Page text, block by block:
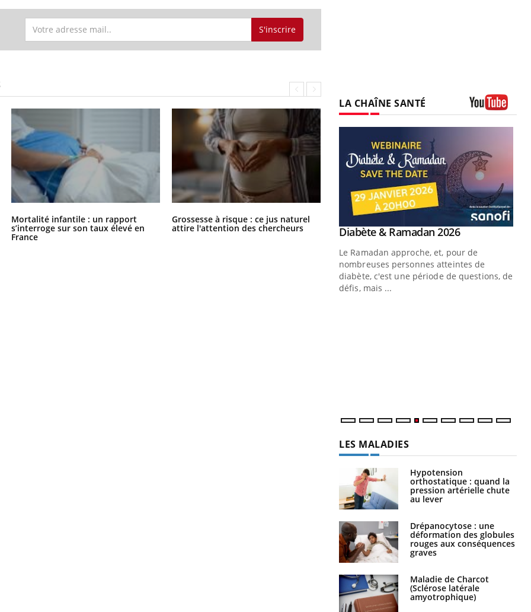
S'inscrire
Mortalité infantile : un rapport
s’interroge sur son taux élevé en
France
Grossesse à risque : ce jus naturel
attire l'attention des chercheurs
Comment oublier les écrans en
vacances ?
LA CHAÎNE SANTÉ
Chronique des Mains : se
pour l’été !
Youtube
Diabète & Ramadan 2026Youtube
Le Ramadan approche, et, pour de
nombreuses personnes atteintes de
diabète, c'est une période de questions, de
défis, mais ...
LES MALADIES
Hypotension
orthostatique : quand la
pression artérielle chute
au lever
Drépanocytose : une
déformation des globules
rouges aux conséquences
graves
Maladie de Charcot
(Sclérose latérale
amyotrophique)